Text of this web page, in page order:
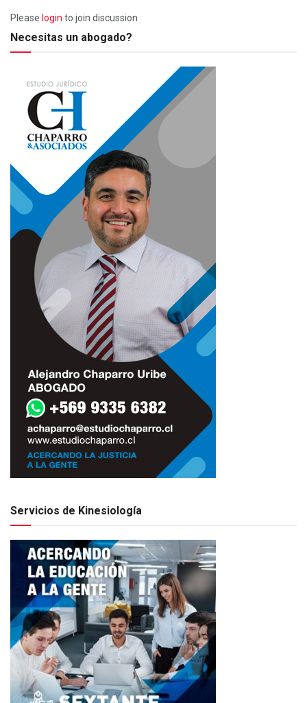
Please login to join discussion
Necesitas un abogado?
Servicios de Kinesiología